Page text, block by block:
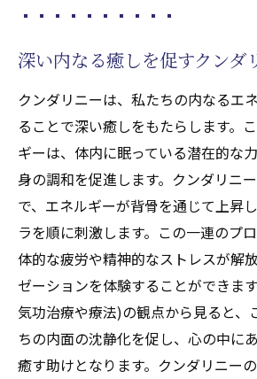
深い内なる癒しを促すクンダ
クンダリニーは、私たちの内なるエ
ることで深い癒しをもたらします。
ギーは、体内に眠っている潜在的な
身の調和を促進します。クンダリニ
で、エネルギーが背骨を通じて上昇
ラを順に刺激します。この一連のプ
体的な疲労や精神的なストレスが解
ゼーションを体験することができま
気功治療や療法)の観点から見ると、
ちの内面の沈静化を促し、心の中に
癒す助けとなります。クンダリニー